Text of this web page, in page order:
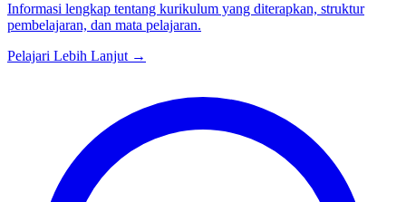
Informasi lengkap tentang kurikulum yang diterapkan, struktur
pembelajaran, dan mata pelajaran.
Pelajari Lebih Lanjut →